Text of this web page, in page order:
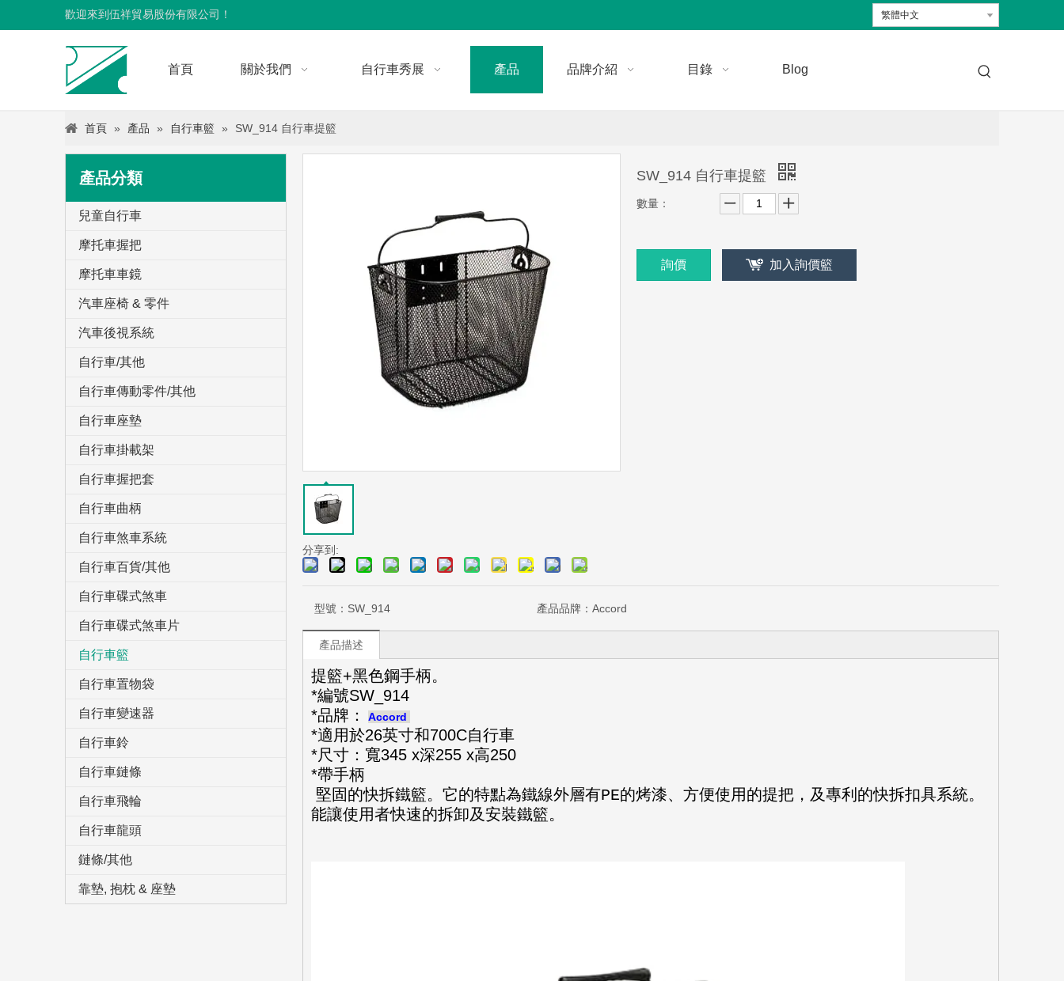
歡迎來到伍祥貿易股份有限公司！ 繁體中文
首頁 關於我們 自行車秀展 產品 品牌介紹 目錄 Blog
首頁 » 產品 » 自行車籃 » SW_914 自行車提籃
產品分類
兒童自行車
摩托車握把
摩托車車鏡
汽車座椅 & 零件
汽車後視系統
自行車/其他
自行車傳動零件/其他
自行車座墊
自行車掛載架
自行車握把套
自行車曲柄
自行車煞車系統
自行車百貨/其他
自行車碟式煞車
自行車碟式煞車片
自行車籃
自行車置物袋
自行車變速器
自行車鈴
自行車鏈條
自行車飛輪
自行車龍頭
鏈條/其他
靠墊, 抱枕 & 座墊
分享到:
SW_914 自行車提籃
數量：
詢價 加入詢價籃
型號： SW_914 產品品牌： Accord
產品描述
提籃+黑色鋼手柄。
*編號SW_914
*品牌：
Accord
*適用於26英寸和700C自行車
*尺寸：寬345 x深255 x高250
*帶手柄
堅固的快拆鐵籃。它的特點為鐵線外層有PE的烤漆、方便使用的提把，及專利的快拆扣具系統。
能讓使用者快速的拆卸及安裝鐵籃。